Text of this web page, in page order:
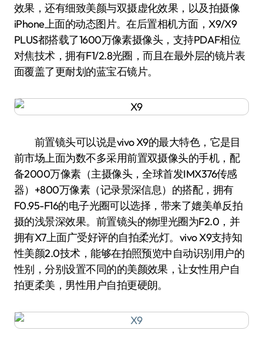
效果，还有细致美颜与双摄虚化效果，以及拍摄像
iPhone上面的动态图片。在后置相机方面，X9/X9
PLUS都搭载了1600万像素摄像头，支持PDAF相位
对焦技术，拥有F1/2.8光圈，而且在最外层的镜片表
面覆盖了更耐划的蓝宝石镜片。
前置镜头可以说是vivo X9的最大特色，它是目
前市场上面为数不多采用前置双摄像头的手机，配
备2000万像素（主摄像头，全球首发IMX376传感
器）+800万像素（记录景深信息）的搭配，拥有
F0.95-F16的电子光圈可以选择，带来了媲美单反拍
摄的浅景深效果。前置镜头的物理光圈为F2.0，并
拥有X7上面广受好评的自拍柔光灯。vivo X9支持知
性美颜2.0技术，能够在拍照预览中自动识别用户的
性别，分别设置不同的的美颜效果，让女性用户自
拍更柔美，男性用户自拍更硬朗。